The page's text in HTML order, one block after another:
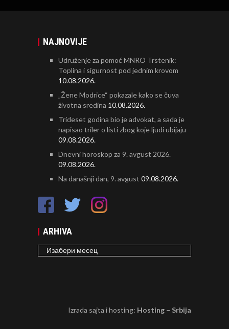
NAJNOVIJE
Udruženje za pomoć MNRO Trstenik:
Toplina i sigurnost pod jednim krovom
10.08.2026.
„Žene Modrice“ pokazale kako se čuva
životna sredina 10.08.2026.
Trideset godina bio je advokat, a sada je
napisao triler o listi zbog koje ljudi ubijaju
09.08.2026.
Dnevni horoskop za 9. avgust 2026.
09.08.2026.
Na današnji dan, 9. avgust 09.08.2026.
ARHIVA
ARHIVA
Izrada sajta i hosting: Hosting – Srbija